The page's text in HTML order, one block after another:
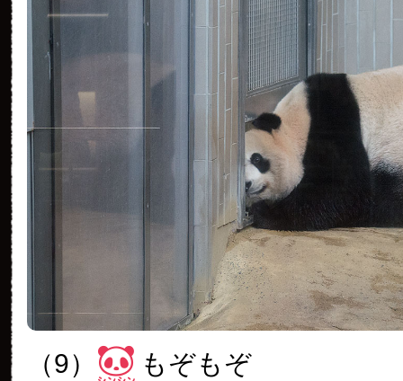
（9） もぞもぞ